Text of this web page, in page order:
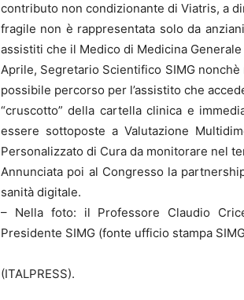
contributo non condizionante di Viatris, a
fragile non è rappresentata solo da
assistiti che il Medico di Medicina
Aprile, Segretario Scientifico SIMG
possibile percorso per l’assistito che
“cruscotto” della cartella clinica e
essere sottoposte a Valutazione
Personalizzato di Cura da monitorare nel
Annunciata poi al Congresso la
sanità digitale.
– Nella foto: il Professore Claudio
Presidente SIMG (fonte ufficio stampa
(ITALPRESS).